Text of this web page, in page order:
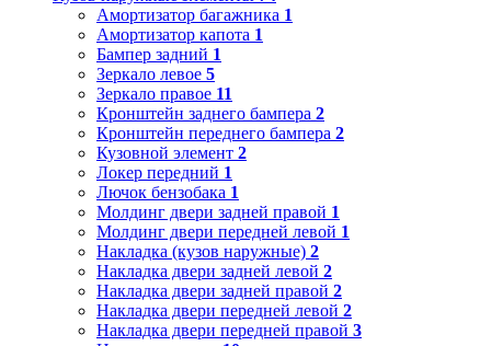
Амортизатор багажника 1
Амортизатор капота 1
Бампер задний 1
Зеркало левое 5
Зеркало правое 11
Кронштейн заднего бампера 2
Кронштейн переднего бампера 2
Кузовной элемент 2
Локер передний 1
Лючок бензобака 1
Молдинг двери задней правой 1
Молдинг двери передней левой 1
Накладка (кузов наружные) 2
Накладка двери задней левой 2
Накладка двери задней правой 2
Накладка двери передней левой 2
Накладка двери передней правой 3